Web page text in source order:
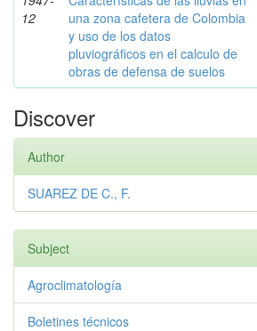
12
una zona cafetera de Colombia
y uso de los datos
pluviográficos en el calculo de
obras de defensa de suelos
Discover
Author
SUAREZ DE C., F.
Subject
Agroclimatología
Boletines técnicos